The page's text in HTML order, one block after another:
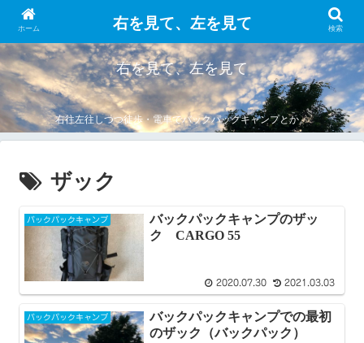
右を見て、左を見て
右往左往しつつ徒歩・電車でバックパックキャンプとか。
ザック
バックパックキャンプ
バックパックキャンプのザッ
ク CARGO 55
2020.07.30 2021.03.03
バックパックキャンプ
バックパックキャンプでの最初
のザック（バックパック）
ホーム 右を見て、左を見て 検索